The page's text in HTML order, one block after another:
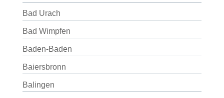
Bad Urach
Bad Wimpfen
Baden-Baden
Baiersbronn
Balingen